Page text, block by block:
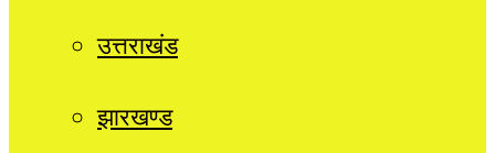
उत्तराखंड
झारखण्ड